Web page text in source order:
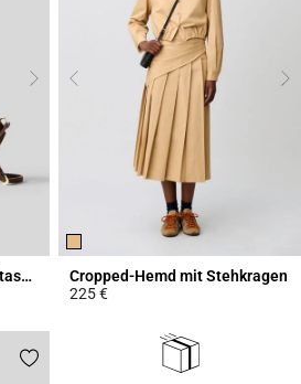
Weiche Velourslederhandtasche
Cropped-Hemd mit Stehkragen
225 €